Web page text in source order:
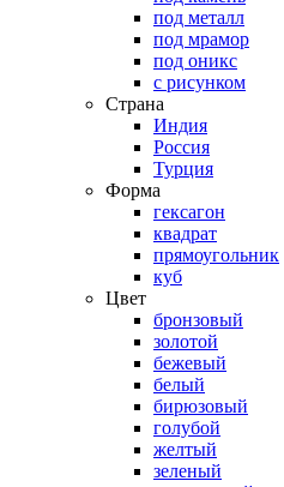
под металл
под мрамор
под оникс
с рисунком
Страна
Индия
Россия
Турция
Форма
гексагон
квадрат
прямоугольник
куб
Цвет
бронзовый
золотой
бежевый
белый
бирюзовый
голубой
желтый
зеленый